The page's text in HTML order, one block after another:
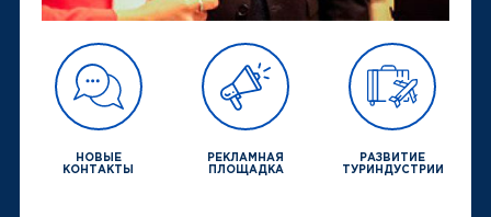
НОВЫЕ
КОНТАКТЫ
РЕКЛАМНАЯ
ПЛОЩАДКА
РАЗВИТИЕ
ТУРИНДУСТРИИ